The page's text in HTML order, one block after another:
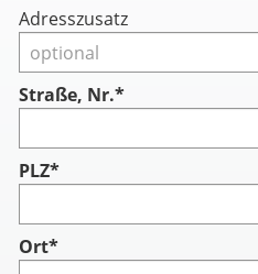
Adresszusatz
Straße, Nr.*
PLZ*
Ort*